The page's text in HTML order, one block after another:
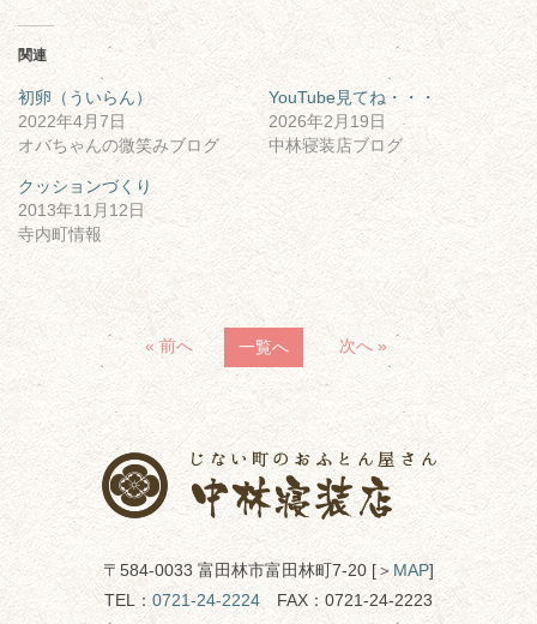
関連
初卵（ういらん）
2022年4月7日
オバちゃんの微笑みブログ
YouTube見てね・・・
2026年2月19日
中林寝装店ブログ
クッションづくり
2013年11月12日
寺内町情報
« 前へ 一覧へ 次へ »
〒584-0033 富田林市富田林町7-20 [＞MAP]
TEL：0721-24-2224FAX：0721-24-2223